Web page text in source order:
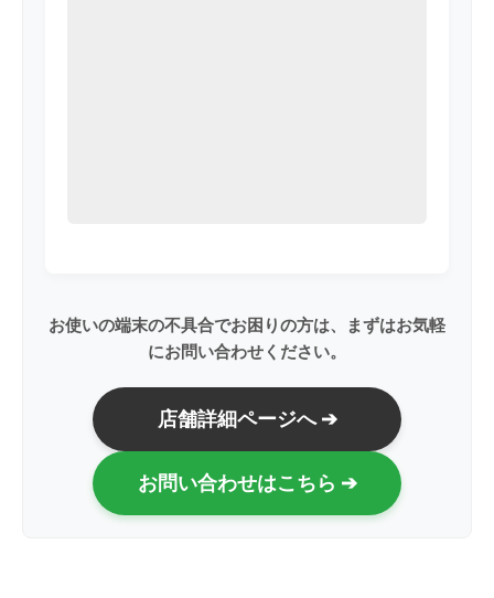
お使いの端末の不具合でお困りの方は、まずはお気軽
にお問い合わせください。
店舗詳細ページへ ➔
お問い合わせはこちら ➔